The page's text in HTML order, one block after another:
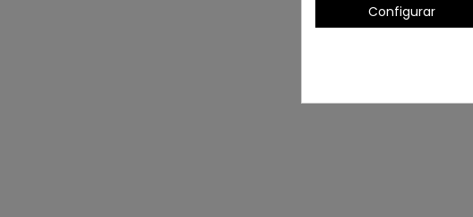
Configurar